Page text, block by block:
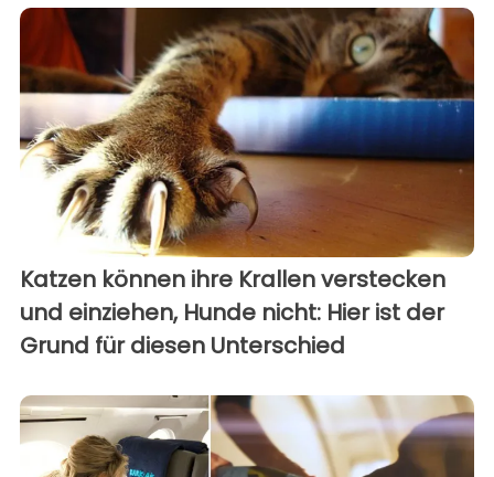
Katzen können ihre Krallen verstecken
und einziehen, Hunde nicht: Hier ist der
Grund für diesen Unterschied